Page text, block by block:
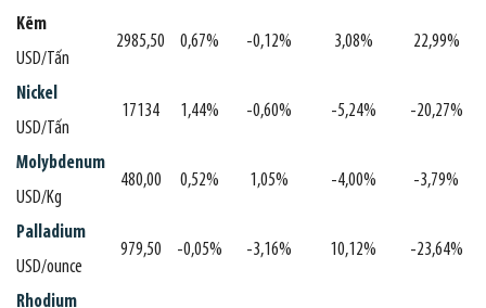
Kẽm
USD/Tấn
2985,50 0,67% -0,12% 3,08% 22,99%
Nickel
USD/Tấn
17134 1,44% -0,60% -5,24% -20,27%
Molybdenum
USD/Kg
480,00 0,52% 1,05% -4,00% -3,79%
Palladium
USD/ounce
979,50 -0,05% -3,16% 10,12% -23,64%
Rhodium